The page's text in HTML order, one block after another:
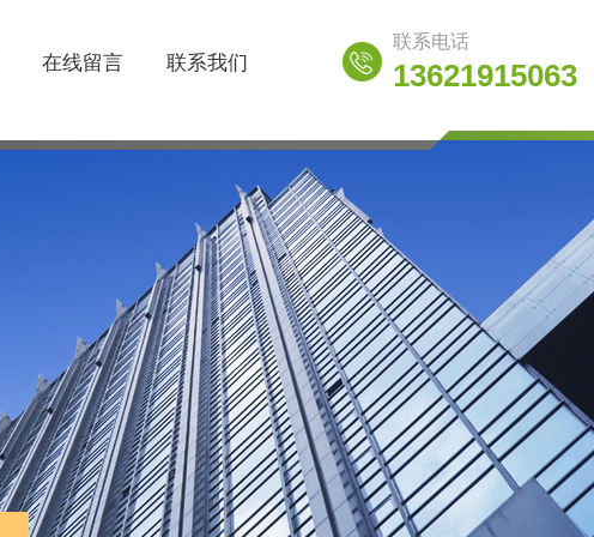
在线留言 联系我们
联系电话
13621915063